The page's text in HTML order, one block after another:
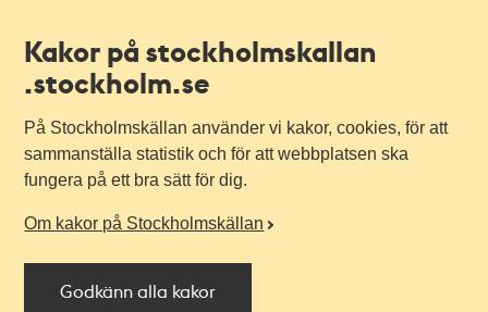
Kakor på stockholmskallan
.stockholm.se
På Stockholmskällan använder vi kakor, cookies, för att
sammanställa statistik och för att webbplatsen ska
fungera på ett bra sätt för dig.
Om kakor på Stockholmskällan
Godkänn alla kakor